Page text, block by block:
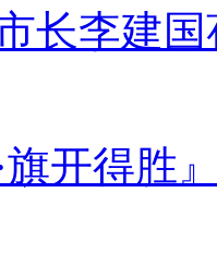
长李建
旗开得胜